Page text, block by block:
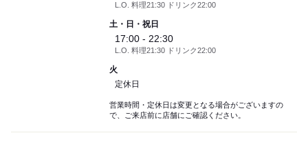
L.O. 料理21:30 ドリンク22:00
土・日・祝日
17:00 - 22:30
L.O. 料理21:30 ドリンク22:00
火
定休日
営業時間・定休日は変更となる場合がございますの
で、ご来店前に店舗にご確認ください。